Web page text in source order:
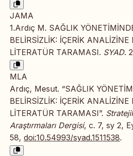
JAMA
1.Ardıç M. SAĞLIK
BELİRSİZLİK: İÇERİK ANALİZİNE
LİTERATÜR TARAMASI. SYAD.
MLA
Ardıç, Mesut. “SAĞLIK
BELİRSİZLİK: İÇERİK ANALİZİNE
LİTERATÜR TARAMASI”.
Araştırmaları Dergisi, c. 7, sy 2,
58, doi:10.54993/syad.1511538.